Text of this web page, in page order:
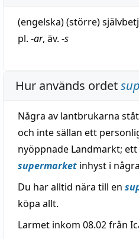
(engelska) (större)
pl. -ar, äv. -s
Hur används ordet
Några av lantbrukarna
och inte sällan ett
nyöppnade Landmarkt;
supermarket inhyst i
Du har alltid nära till en
köpa allt.
Larmet inkom 08.02 från